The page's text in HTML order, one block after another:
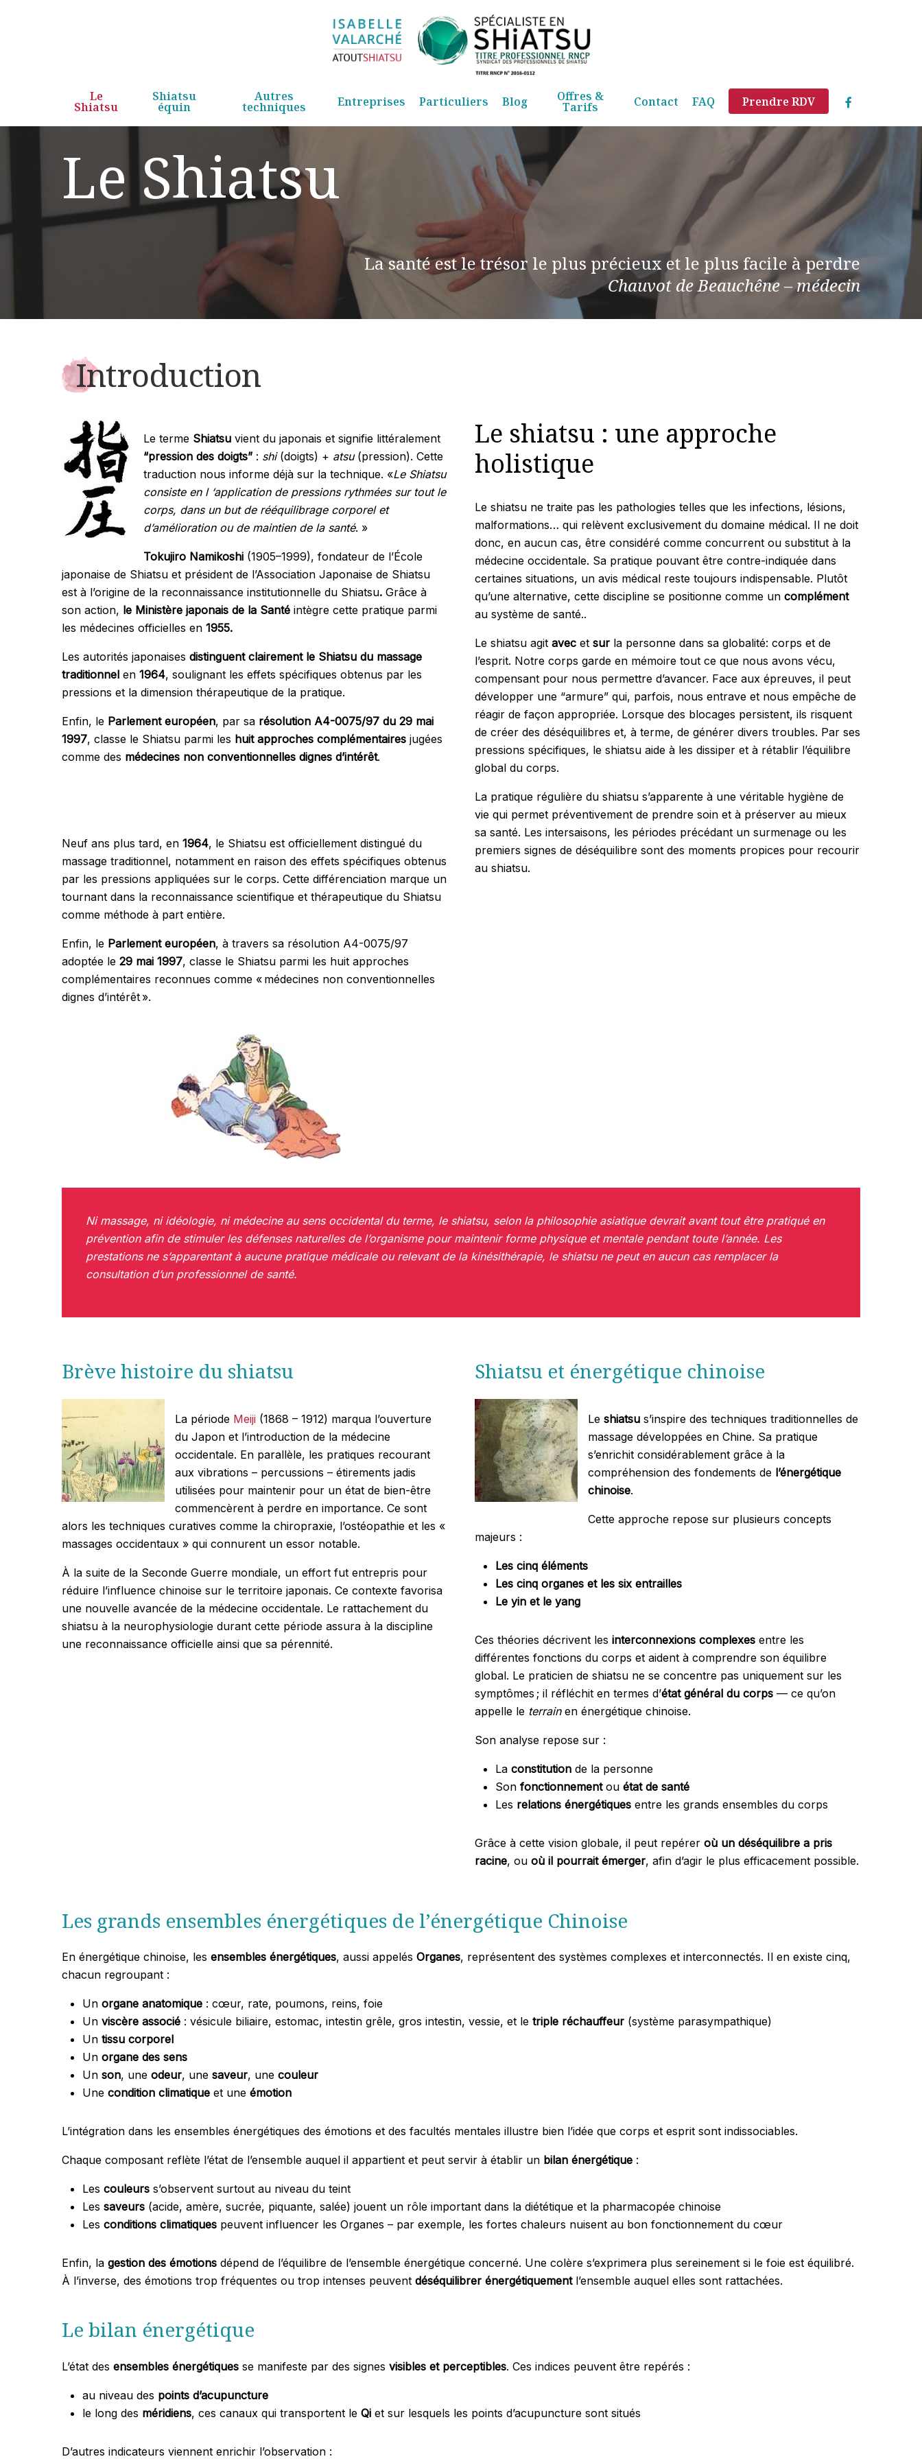
Le
Shiatsu
Shiatsu
équin
Autres
techniques Entreprises Particuliers Blog Offres &
Tarifs Contact FAQ Prendre RDV facebook
Le Shiatsu
La santé est le trésor le plus précieux et le plus facile à perdre
Chauvot de Beauchêne – médecin
Introduction
Le terme Shiatsu vient du japonais et signifie littéralement
“pression des doigts” : shi(doigts) + atsu(pression). Cette
traduction nous informe déjà sur la technique. «Le Shiatsu
consiste en l ‘application de pressions rythmées sur tout le
corps, dans un but de rééquilibrage corporel et
d’amélioration ou de maintien de la santé. »
Tokujiro Namikoshi (1905–1999), fondateur de l’École
japonaise de Shiatsu et président de l’Association Japonaise de Shiatsu
est à l’origine de la reconnaissance institutionnelle du Shiatsu. Grâce à
son action, le Ministère japonais de la Santé intègre cette pratique parmi
les médecines officielles en 1955.
Les autorités japonaises distinguent clairement le Shiatsu du massage
traditionnel en 1964, soulignant les effets spécifiques obtenus par les
pressions et la dimension thérapeutique de la pratique.
Enfin, le Parlement européen, par sa résolution A4-0075/97 du 29 mai
1997, classe le Shiatsu parmi les huit approches complémentaires jugées
comme des médecines non conventionnelles dignes d’intérêt.
Neuf ans plus tard, en 1964, le Shiatsu est officiellement distingué du
massage traditionnel, notamment en raison des effets spécifiques obtenus
par les pressions appliquées sur le corps. Cette différenciation marque un
tournant dans la reconnaissance scientifique et thérapeutique du Shiatsu
comme méthode à part entière.
Enfin, le Parlement européen, à travers sa résolution A4-0075/97
adoptée le 29 mai 1997, classe le Shiatsu parmi les huit approches
complémentaires reconnues comme « médecines non conventionnelles
dignes d’intérêt ».
Le shiatsu : une approche
holistique
Le shiatsu ne traite pas les pathologies telles que les infections, lésions,
malformations… qui relèvent exclusivement du domaine médical. Il ne doit
donc, en aucun cas, être considéré comme concurrent ou substitut à la
médecine occidentale. Sa pratique pouvant être contre-indiquée dans
certaines situations, un avis médical reste toujours indispensable. Plutôt
qu’une alternative, cette discipline se positionne comme un complément
au système de santé..
Le shiatsu agit avec et sur la personne dans sa globalité: corps et de
l’esprit. Notre corps garde en mémoire tout ce que nous avons vécu,
compensant pour nous permettre d’avancer. Face aux épreuves, il peut
développer une “armure” qui, parfois, nous entrave et nous empêche de
réagir de façon appropriée. Lorsque des blocages persistent, ils risquent
de créer des déséquilibres et, à terme, de générer divers troubles. Par ses
pressions spécifiques, le shiatsu aide à les dissiper et à rétablir l’équilibre
global du corps.
La pratique régulière du shiatsu s’apparente à une véritable hygiène de
vie qui permet préventivement de prendre soin et à préserver au mieux
sa santé. Les intersaisons, les périodes précédant un surmenage ou les
premiers signes de déséquilibre sont des moments propices pour recourir
au shiatsu.
Ni massage, ni idéologie, ni médecine au sens occidental du terme, le shiatsu, selon la philosophie asiatique devrait avant tout être pratiqué en
prévention afin de stimuler les défenses naturelles de l’organisme pour maintenir forme physique et mentale pendant toute l’année. Les
prestations ne s’apparentant à aucune pratique médicale ou relevant de la kinésithérapie, le shiatsu ne peut en aucun cas remplacer la
consultation d’un professionnel de santé.
Brève histoire du shiatsu
La période Meiji (1868 – 1912) marqua l’ouverture
du Japon et l’introduction de la médecine
occidentale. En parallèle, les pratiques recourant
aux vibrations – percussions – étirements jadis
utilisées pour maintenir pour un état de bien-être
commencèrent à perdre en importance. Ce sont
alors les techniques curatives comme la chiropraxie, l’ostéopathie et les «
massages occidentaux » qui connurent un essor notable.
À la suite de la Seconde Guerre mondiale, un effort fut entrepris pour
réduire l’influence chinoise sur le territoire japonais. Ce contexte favorisa
une nouvelle avancée de la médecine occidentale. Le rattachement du
shiatsu à la neurophysiologie durant cette période assura à la discipline
une reconnaissance officielle ainsi que sa pérennité.
Shiatsu et énergétique chinoise
Le shiatsu s’inspire des techniques traditionnelles de
massage développées en Chine. Sa pratique
s’enrichit considérablement grâce à la
compréhension des fondements de l’énergétique
chinoise.
Cette approche repose sur plusieurs concepts
majeurs :
Les cinq éléments
Les cinq organes et les six entrailles
Le yin et le yang
Ces théories décrivent les interconnexions complexes entre les
différentes fonctions du corps et aident à comprendre son équilibre
global. Le praticien de shiatsu ne se concentre pas uniquement sur les
symptômes ; il réfléchit en termes d’état général du corps — ce qu’on
appelle le terrainen énergétique chinoise.
Son analyse repose sur :
La constitution de la personne
Son fonctionnementou état de santé
Les relations énergétiques entre les grands ensembles du corps
Grâce à cette vision globale, il peut repérer où un déséquilibre a pris
racine, ou où il pourrait émerger, afin d’agir le plus efficacement possible.
Les grands ensembles énergétiques de l’énergétique Chinoise
En énergétique chinoise, les ensembles énergétiques, aussi appelés Organes, représentent des systèmes complexes et interconnectés. Il en existe cinq,
chacun regroupant :
Un organe anatomique : cœur, rate, poumons, reins, foie
Un viscère associé : vésicule biliaire, estomac, intestin grêle, gros intestin, vessie, et le triple réchauffeur (système parasympathique)
Un tissu corporel
Un organe des sens
Un son, une odeur, une saveur, une couleur
Une condition climatique et une émotion
L’intégration dans les ensembles énergétiques des émotions et des facultés mentales illustre bien l’idée que corps et esprit sont indissociables.
Chaque composant reflète l’état de l’ensemble auquel il appartient et peut servir à établir un bilan énergétique :
Les couleurs s’observent surtout au niveau du teint
Les saveurs (acide, amère, sucrée, piquante, salée) jouent un rôle important dans la diététique et la pharmacopée chinoise
Les conditions climatiques peuvent influencer les Organes – par exemple, les fortes chaleurs nuisent au bon fonctionnement du cœur
Enfin, la gestion des émotions dépend de l’équilibre de l’ensemble énergétique concerné. Une colère s’exprimera plus sereinement si le foie est équilibré.
À l’inverse, des émotions trop fréquentes ou trop intenses peuvent déséquilibrer énergétiquementl’ensemble auquel elles sont rattachées.
Le bilan énergétique
L’état des ensembles énergétiques se manifeste par des signes visibles et perceptibles. Ces indices peuvent être repérés :
au niveau des points d’acupuncture
le long des méridiens, ces canaux qui transportent le Qi et sur lesquels les points d’acupuncture sont situés
D’autres indicateurs viennent enrichir l’observation :